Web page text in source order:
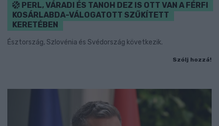
PERL, VÁRADI ÉS TANOH DEZ IS OTT VAN A FÉRFI
KOSÁRLABDA-VÁLOGATOTT SZŰKÍTETT
KERETÉBEN
Észtország, Szlovénia és Svédország következik.
Szólj hozzá!